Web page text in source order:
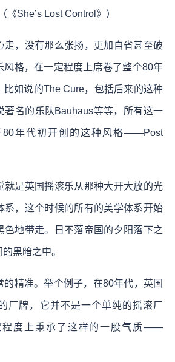
She’s Lost Control》）
走，没有那么张扬，更加自省甚至破
风格，在一定程度上席卷了整个80年
比如说的The Cure，包括后来的这种
著名的乐队Bauhaus等等，所有这一
80年代初开创的这种风格——Post
就是英国摇滚乐从那种大开大放的光
系，这个时候的所有的美学体系开始
色地带走。日不落帝国的夕阳落下之
黑暗之中。
的精准。举个例子，在80年代，英国
厂牌，它并不是一个单纯的摇滚厂
程度上秉承了这样的一股气质——